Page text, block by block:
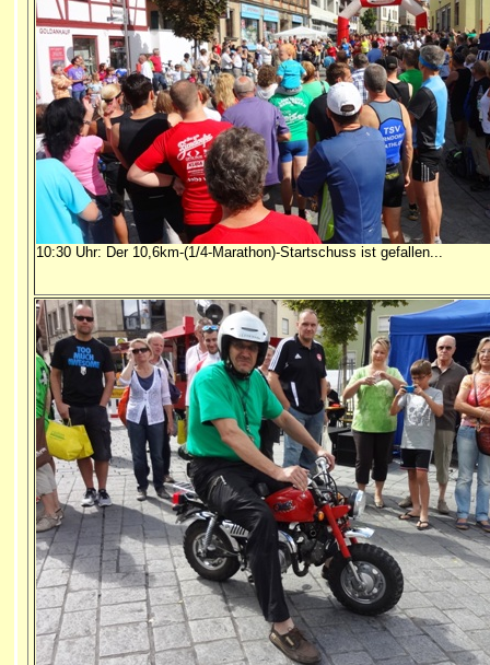
10:30 Uhr: Der 10,6km-(1/4-Marathon)-Startschuss ist gefallen...